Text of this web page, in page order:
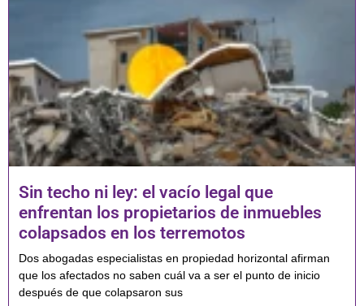
Sin techo ni ley: el vacío legal que
enfrentan los propietarios de inmuebles
colapsados en los terremotos
Dos abogadas especialistas en propiedad horizontal afirman
que los afectados no saben cuál va a ser el punto de inicio
después de que colapsaron sus